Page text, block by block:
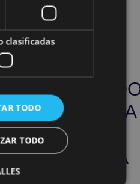
carrito
AMERICANA
O
CHAQUETA
clasificadas
TODO
TODO